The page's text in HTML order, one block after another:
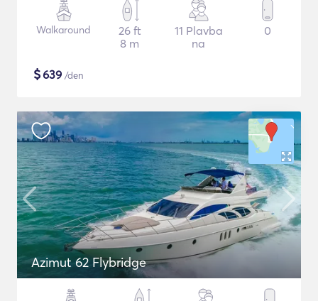
Walkaround
26 ft
8 m
11 Plavba
na
0
$639 /den
Azimut 62 Flybridge